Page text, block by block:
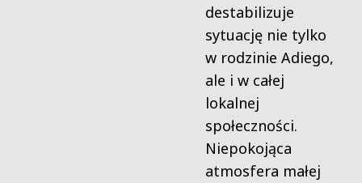
destabilizuje
sytuację nie tylko
w rodzinie Adiego,
ale i w całej
lokalnej
społeczności.
Niepokojąca
atmosfera małej